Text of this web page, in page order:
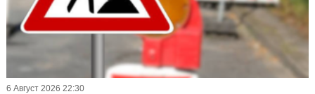
6 Август 2026 22:30